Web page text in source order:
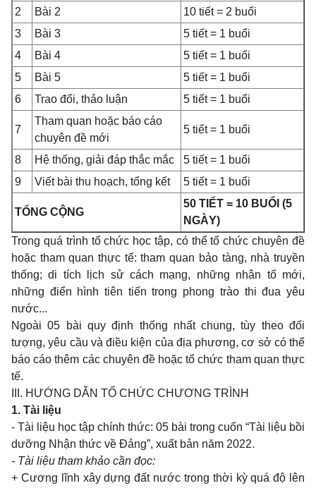
2
Bài 2
10 tiết = 2 buổi
3
Bài 3
5 tiết = 1 buổi
4
Bài 4
5 tiết = 1 buổi
5
Bài 5
5 tiết = 1 buổi
6
Trao đổi, thảo luận 5 tiết = 1 buổi
7
Tham quan hoặc báo cáo
chuyên đề mới
5 tiết = 1 buổi
8 Hệ thống, giải đáp thắc mắc
5 tiết = 1 buổi
9
Viết bài thu hoạch, tổng kết 5 tiết = 1 buổi
TỔNG CỘNG
50 TIẾT = 10 BUỔI (5
NGÀY)
Trong quá trình tổ chức học tập, có thể tổ chức chuyên đề
hoặc tham quan thực tế: tham quan bảo tàng, nhà truyền
thống; di tích lịch sử cách mạng, những nhân tố mới,
những điển hình tiên tiến trong phong trào thi đua yêu
nước...
Ngoài 05 bài quy định thống nhất chung, tùy theo đối
tượng, yêu cầu và điều kiện của địa phương, cơ sở có thể
báo cáo thêm các chuyên đề hoặc tổ chức tham quan thực
tế.
III. HƯỚNG DẪN TỔ CHỨC CHƯƠNG TRÌNH
1. Tài liệu
- Tài liệu học tập chính thức: 05 bài trong cuốn “Tài liệu bồi
dưỡng Nhận thức về Đảng”, xuất bản năm 2022.
- Tài liệu tham khảo cần đọc:
+ Cương lĩnh xây dựng đất nước trong thời kỳ quá độ lên